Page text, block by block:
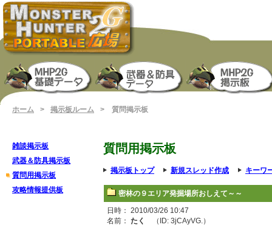
ホーム > 掲示板ルーム > 質問掲示板
雑談掲示板
武器＆防具掲示板
質問用掲示板
攻略情報提供板
質問用掲示板
掲示板トップ 新規スレッド作成 キーワ
密林の９エリア発掘場所おしえて～～
日時： 2010/03/26 10:47
名前： たく （ID: 3jCAyVG.）